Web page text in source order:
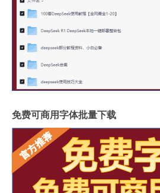
免费可商用字体批量下载